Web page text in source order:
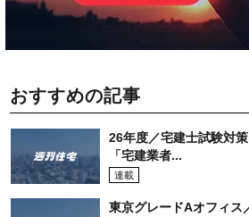
おすすめの記事
26年度／宅建士試験対
「宅建業者...
連載
東京グレードAオフィス